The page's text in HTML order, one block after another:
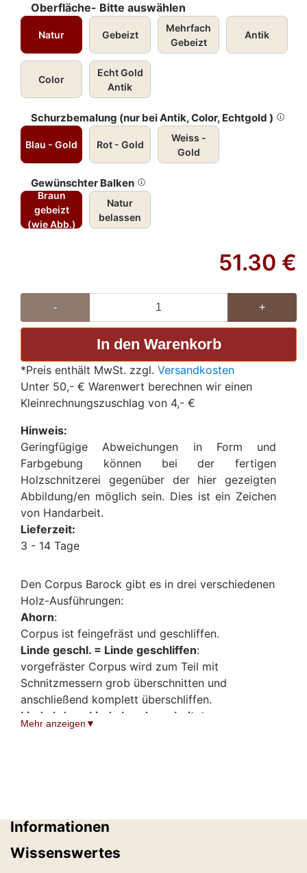
Oberfläche- Bitte auswählen
Natur Gebeizt
Mehrfach
Gebeizt
Antik
Color
Echt Gold
Antik
Schurzbemalung (nur bei Antik, Color, Echtgold )
Blau - Gold Rot - Gold
Weiss -
Gold
Gewünschter Balken
Braun
gebeizt
(wie Abb.)
Natur
belassen
51.30 €
- +
*Preis enthält MwSt. zzgl. Versandkosten
Unter 50,- € Warenwert berechnen wir einen
Kleinrechnungszuschlag von 4,- €
Hinweis:
Geringfügige Abweichungen in Form und
Farbgebung können bei der fertigen
Holzschnitzerei gegenüber der hier gezeigten
Abbildung/en möglich sein. Dies ist ein Zeichen
von Handarbeit.
Lieferzeit:
3 - 14 Tage
Den Corpus Barock gibt es in drei verschiedenen
Holz-Ausführungen:
Ahorn:
Corpus ist feingefräst und geschliffen.
Linde geschl. = Linde geschliffen:
vorgefräster Corpus wird zum Teil mit
Schnitzmessern grob überschnitten und
anschließend komplett überschliffen.
Linde hdg. = Linde handgeschnitzt
vorgefräster Corpus wird komplett mit
Mehr anzeigen
Informationen
Wissenswertes